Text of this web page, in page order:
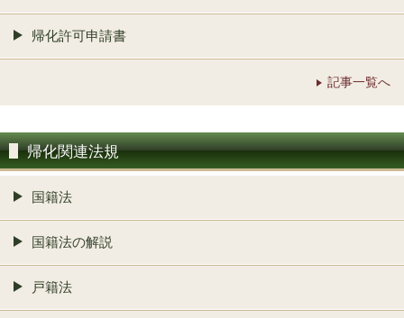
帰化許可申請書
記事一覧へ
帰化関連法規
国籍法
国籍法の解説
戸籍法